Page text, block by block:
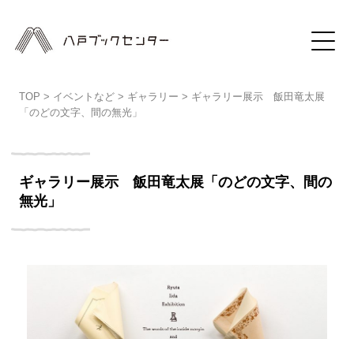
TOP > イベントなど> ギャラリー > ギャラリー展示 飯田竜太展
「のどの文字、間の無光」
ギャラリー展示 飯田竜太展「のどの文字、間の
無光」